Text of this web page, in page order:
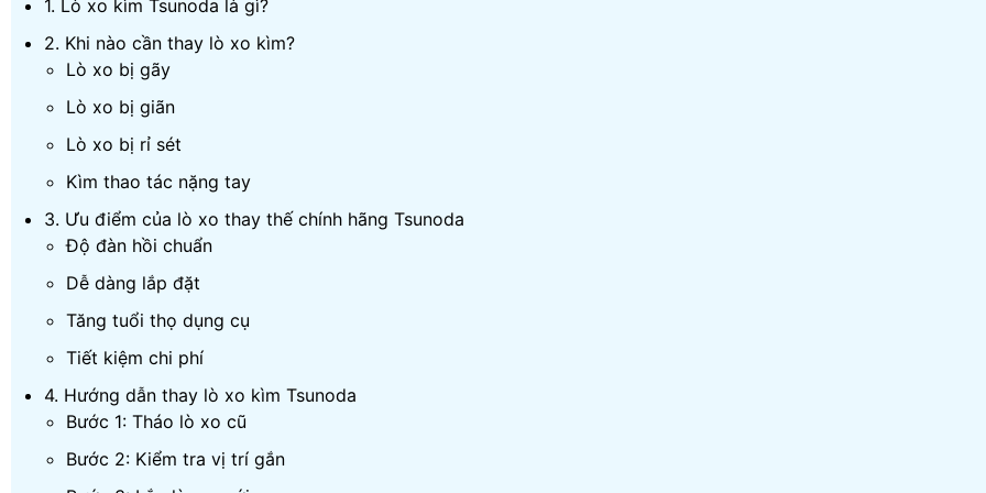
1. Lò xo kìm Tsunoda là gì?
2. Khi nào cần thay lò xo kìm?
Lò xo bị gãy
Lò xo bị giãn
Lò xo bị rỉ sét
Kìm thao tác nặng tay
3. Ưu điểm của lò xo thay thế chính hãng Tsunoda
Độ đàn hồi chuẩn
Dễ dàng lắp đặt
Tăng tuổi thọ dụng cụ
Tiết kiệm chi phí
4. Hướng dẫn thay lò xo kìm Tsunoda
Bước 1: Tháo lò xo cũ
Bước 2: Kiểm tra vị trí gắn